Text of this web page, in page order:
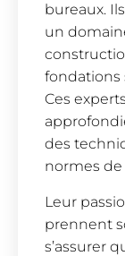
bureaux.
un
fondations
Ces
des
normes
Leur
prennent
s’assurer